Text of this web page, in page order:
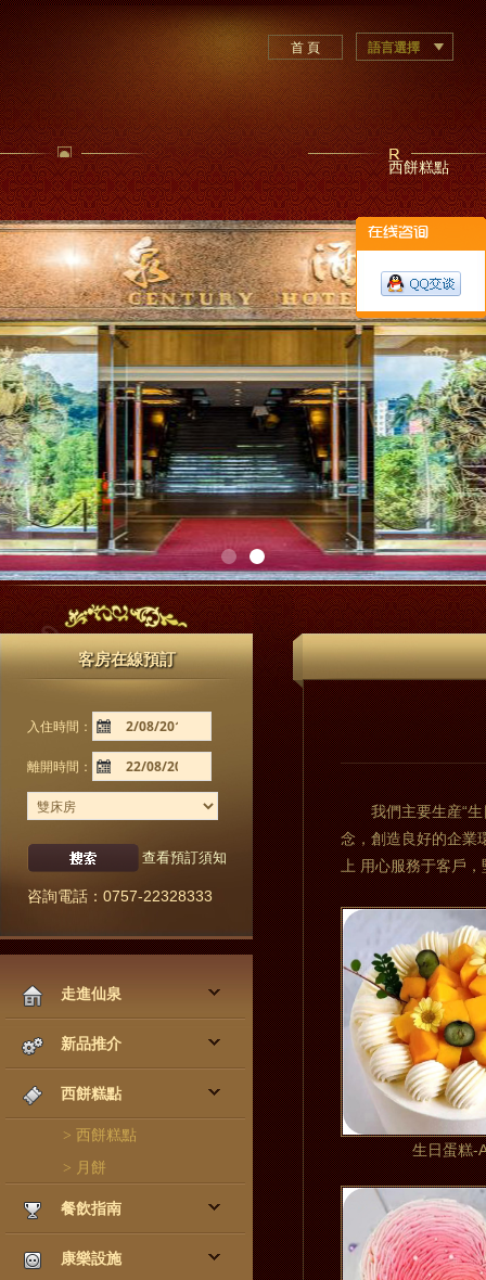
西餅糕點
首 頁 語言選擇
客房在線預訂
入住時間：
離開時間：
查看預訂須知
咨詢電話：0757-22328333
走進仙泉
新品推介
西餅糕點
> 西餅糕點
> 月餅
餐飲指南
康樂設施
我們主要生産“
念，創造良好的企業
上 用心服務于客戶
生日蛋糕-